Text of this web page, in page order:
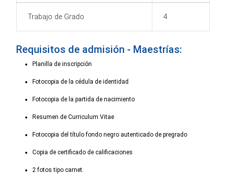
Trabajo de Grado 4
Requisitos de admisión - Maestrías:
Planilla de inscripción
Fotocopia de la cédula de identidad
Fotocopia de la partida de nacimiento
Resumen de Curriculum Vitae
Fotocopia del título fondo negro autenticado de pregrado
Copia de certificado de calificaciones
2 fotos tipo carnet.